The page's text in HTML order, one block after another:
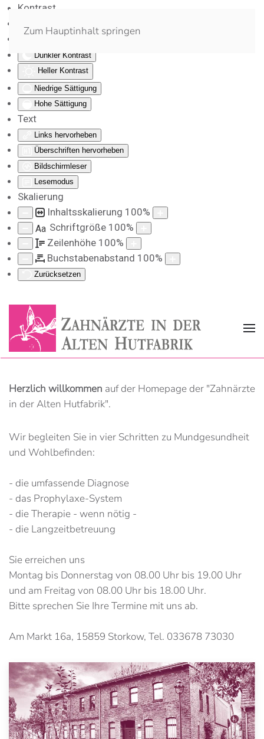
Kontrast
Dunkler Kontrast
Heller Kontrast
Niedrige Sättigung
Hohe Sättigung
Text
Links hervorheben
Überschriften hervorheben
Bildschirmleser
Lesemodus
Skalierung
Inhaltsskalierung 100%
Aa Schriftgröße 100%
Zeilenhöhe 100%
Buchstabenabstand 100%
Zurücksetzen
Zum Hauptinhalt springen
Herzlich willkommen auf der Homepage der "Zahnärzte
in der Alten Hutfabrik".
Wir begleiten Sie in vier Schritten zu Mundgesundheit
und Wohlbefinden:
- die umfassende Diagnose
- das Prophylaxe-System
- die Therapie - wenn nötig -
- die Langzeitbetreuung
Sie erreichen uns
Montag bis Donnerstag von 08.00 Uhr bis 19.00 Uhr
und am Freitag von 08.00 Uhr bis 18.00 Uhr.
Bitte sprechen Sie Ihre Termine mit uns ab.
Am Markt 16a, 15859 Storkow, Tel. 033678 73030